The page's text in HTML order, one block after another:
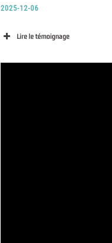
2025-12-06
Lire le témoignage